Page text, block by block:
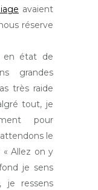
avaient
réserve
en état de
grandes
très raide
tout, je
pour
le
Allez on y
je sens
je ressens